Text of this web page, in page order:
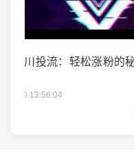
微博阅读量1万：如
2024-10-04 06:00:07